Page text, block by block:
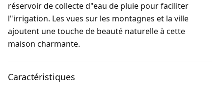
réservoir de collecte d"eau de pluie pour faciliter
l"irrigation. Les vues sur les montagnes et la ville
ajoutent une touche de beauté naturelle à cette
maison charmante.
Caractéristiques